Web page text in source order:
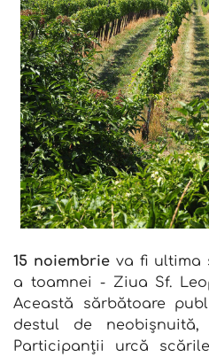
15 noiembrieva fi ultima
a toamnei - Ziua Sf.
Această sărbătoare
destul de
Participanții urcă